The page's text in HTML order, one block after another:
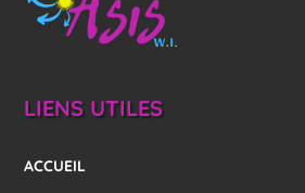
LIENS UTILES
ACCUEIL